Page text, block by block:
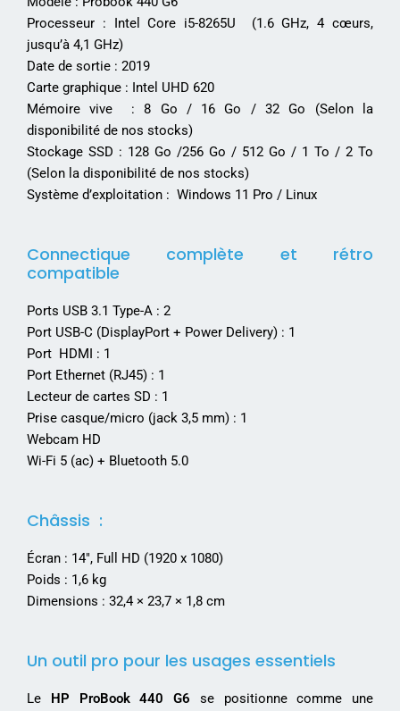
Processeur : Intel Core i5-8265U (1.6 GHz, 4 cœurs,
jusqu’à 4,1 GHz)
Date de sortie : 2019
Carte graphique : Intel UHD 620
Mémoire vive : 8 Go / 16 Go / 32 Go (Selon la
disponibilité de nos stocks)
Stockage SSD : 128 Go /256 Go / 512 Go / 1 To / 2 To
(Selon la disponibilité de nos stocks)
Système d’exploitation : Windows 11 Pro / Linux
Connectique complète et rétro
compatible
Ports USB 3.1 Type-A : 2
Port USB-C (DisplayPort + Power Delivery) : 1
Port HDMI : 1
Port Ethernet (RJ45) : 1
Lecteur de cartes SD : 1
Prise casque/micro (jack 3,5 mm) : 1
Webcam HD
Wi-Fi 5 (ac) + Bluetooth 5.0
Châssis :
Écran : 14″, Full HD (1920 x 1080)
Poids : 1,6 kg
Dimensions : 32,4 × 23,7 × 1,8 cm
Un outil pro pour les usages essentiels
Le HP ProBook 440 G6 se positionne comme une